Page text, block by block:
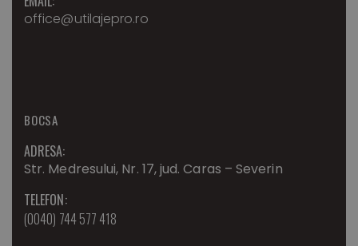
office@utilajepro.ro
BOCSA
ADRESA:
Str. Medresului, Nr. 17, jud. Caras – Severin
TELEFON:
(0040) 744 577 418